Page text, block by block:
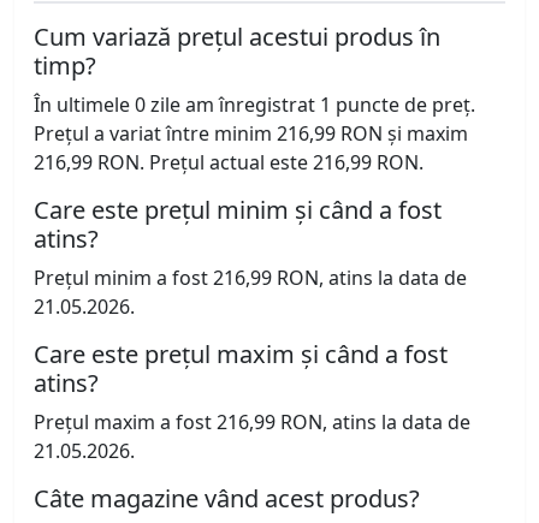
Cum variază prețul acestui produs în
timp?
În ultimele 0 zile am înregistrat 1 puncte de preț.
Prețul a variat între minim 216,99 RON și maxim
216,99 RON. Prețul actual este 216,99 RON.
Care este prețul minim și când a fost
atins?
Prețul minim a fost 216,99 RON, atins la data de
21.05.2026.
Care este prețul maxim și când a fost
atins?
Prețul maxim a fost 216,99 RON, atins la data de
21.05.2026.
Câte magazine vând acest produs?